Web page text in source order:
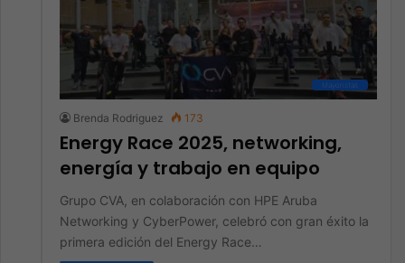
Mayoristas
Brenda Rodriguez 173
Energy Race 2025, networking,
energía y trabajo en equipo
Grupo CVA, en colaboración con HPE Aruba
Networking y CyberPower, celebró con gran éxito la
primera edición del Energy Race…